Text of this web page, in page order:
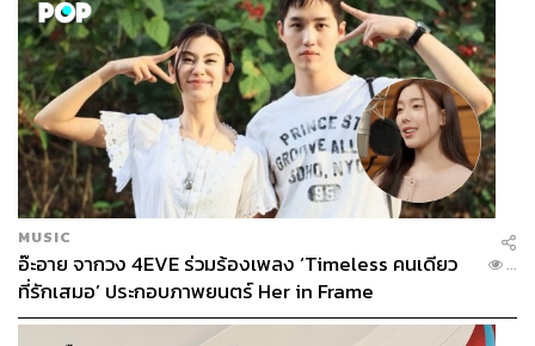
MUSIC
อ๊ะอาย จากวง 4EVE ร่วมร้องเพลง ‘Timeless คนเดียว
ที่รักเสมอ’ ประกอบภาพยนตร์ Her in Frame
...